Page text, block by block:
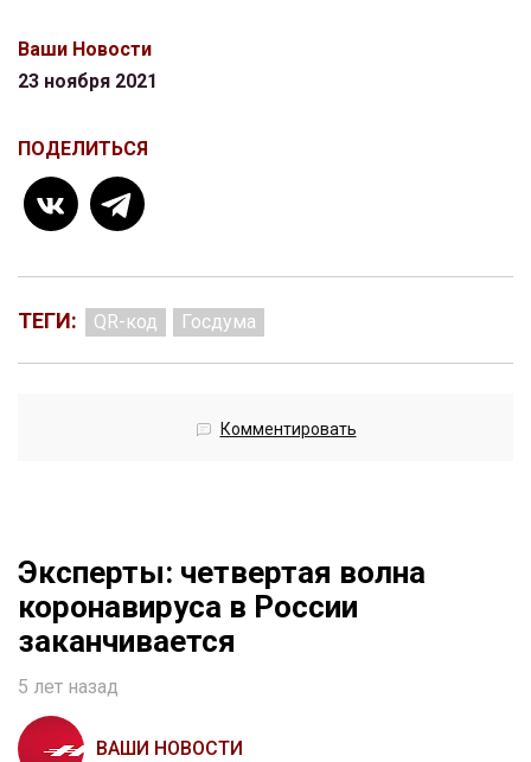
Ваши Новости
23 ноября 2021
ПОДЕЛИТЬСЯ
ТЕГИ: QR-код Госдума
Комментировать
Эксперты: четвертая волна
коронавируса в России
заканчивается
5 лет назад
ВАШИ НОВОСТИ